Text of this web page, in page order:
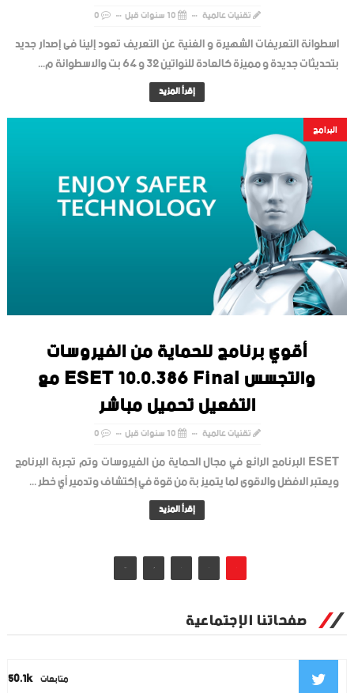
تقنيات عالمية 10 سنوات قبل 0
اسطوانة التعريفات الشهيرة و الغنية عن التعريف تعود إلينا فى إصدار جديد
بتحديثات جديدة و مميزة كالعادة للنواتين 32 و 64 بت والاسطوانة م...
إقرأ المزيد
البرامج
أقوي برنامج للحماية من الفيروسات
والتجسس ESET 10.0.386 Final مع
التفعيل تحميل مباشر
تقنيات عالمية 10 سنوات قبل 0
ESET البرنامج الرائع في مجال الحماية من الفيروسات وتم تجربة البرنامج
ويعتبر الافضل والاقوى لما يتميز بة من قوة في إكتشاف وتدمير أي خطر ...
إقرأ المزيد
2
3 الاخيرة
صفحاتنا الإجتماعية
50.1k متابعات